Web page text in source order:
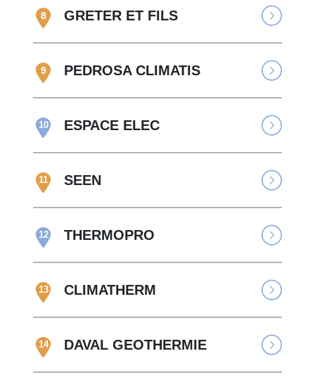
8 GRETER ET FILS
9 PEDROSA CLIMATIS
10 ESPACE ELEC
11 SEEN
12 THERMOPRO
13 CLIMATHERM
14 DAVAL GEOTHERMIE